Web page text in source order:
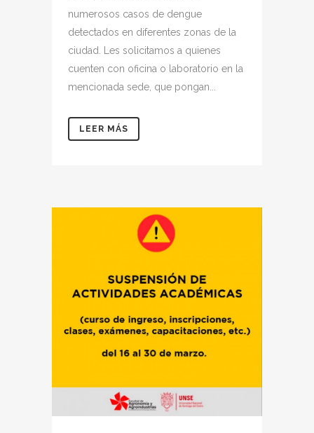
numerosos casos de dengue
detectados en diferentes zonas de la
ciudad. Les solicitamos a quienes
cuenten con oficina o laboratorio en la
mencionada sede, que pongan...
LEER MÁS